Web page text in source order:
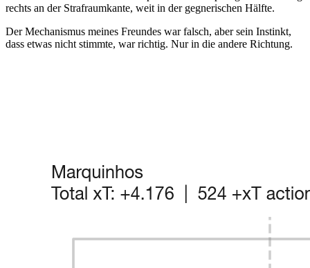
rechts an der Strafraumkante, weit in der gegnerischen Hälfte.
Der Mechanismus meines Freundes war falsch, aber sein Instinkt,
dass etwas nicht stimmte, war richtig. Nur in die andere Richtung.